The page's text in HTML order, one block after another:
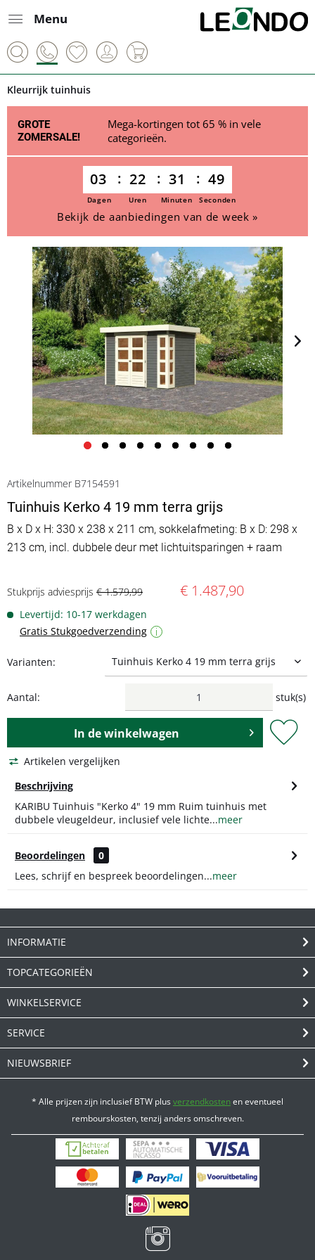
Menu
Kleurrijk tuinhuis
GROTE
ZOMERSALE!
Mega-kortingen tot 65 % in vele
categorieën.
03 22 31 49
Dagen Uren Minuten Seconden
Bekijk de aanbiedingen van de week »
Artikelnummer B7154591
Tuinhuis Kerko 4 19 mm terra grijs
B x D x H: 330 x 238 x 211 cm, sokkelafmeting: B x D: 298 x
213 cm, incl. dubbele deur met lichtuitsparingen + raam
Stukprijs adviesprijs € 1.579,99 € 1.487,90
Levertijd: 10-17 werkdagen
Gratis Stukgoedverzending
i
Varianten:
Aantal: stuk(s)
In dewinkelwagen
Artikelen vergelijken
Beschrijving
KARIBU Tuinhuis "Kerko 4" 19 mm Ruim tuinhuis met
dubbele vleugeldeur, inclusief vele lichte...meer
Beoordelingen
0
Lees, schrijf en bespreek beoordelingen...meer
INFORMATIE
TOPCATEGORIEËN
WINKELSERVICE
SERVICE
NIEUWSBRIEF
* Alle prijzen zijn inclusief BTW plusverzendkostenen eventueel
rembourskosten, tenzij anders omschreven.